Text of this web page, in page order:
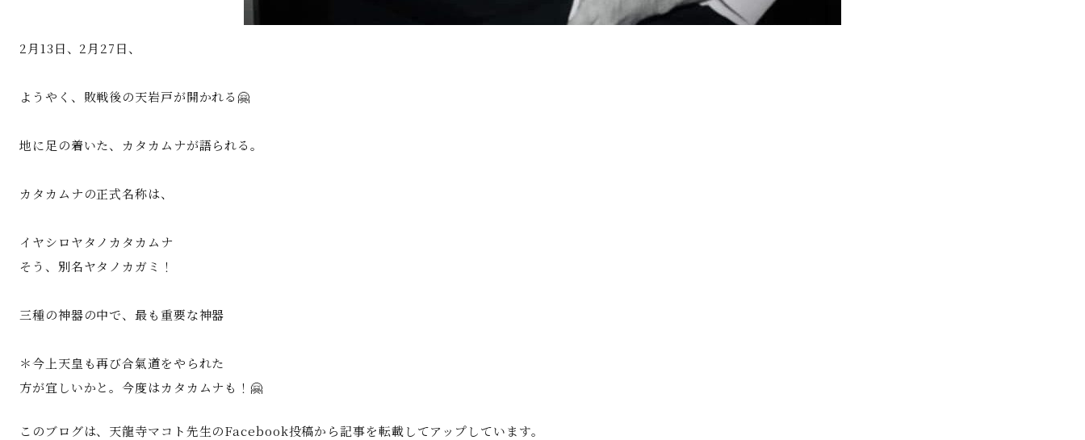
2月13日、2月27日、
ようやく、敗戦後の天岩戸が開かれる🤗
地に足の着いた、カタカムナが語られる。
カタカムナの正式名称は、
イヤシロヤタノカタカムナ
そう、別名ヤタノカガミ！
三種の神器の中で、最も重要な神器
＊今上天皇も再び合氣道をやられた
方が宜しいかと。今度はカタカムナも！🤗
このブログは、天龍寺マコト先生のFacebook投稿から記事を転載してアップしています。